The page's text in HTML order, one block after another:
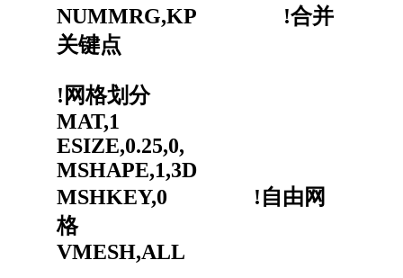
NUMMRG,KP !合并
关键点
!网格划分
MAT,1
ESIZE,0.25,0,
MSHAPE,1,3D
MSHKEY,0 !自由网
格
VMESH,ALL